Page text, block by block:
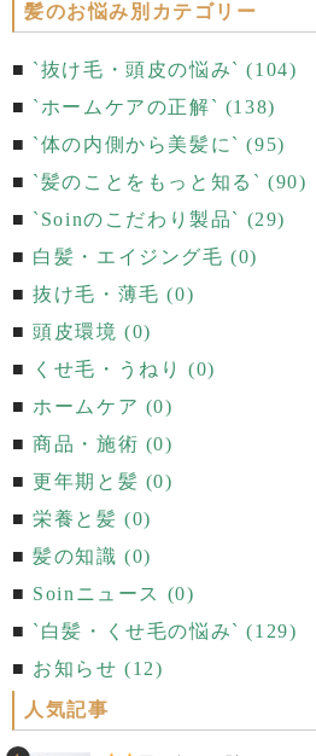
髪のお悩み別カテゴリー
`抜け毛・頭皮の悩み` (104)
`ホームケアの正解` (138)
`体の内側から美髪に` (95)
`髪のことをもっと知る` (90)
`Soinのこだわり製品` (29)
白髪・エイジング毛 (0)
抜け毛・薄毛 (0)
頭皮環境 (0)
くせ毛・うねり (0)
ホームケア (0)
商品・施術 (0)
更年期と髪 (0)
栄養と髪 (0)
髪の知識 (0)
Soinニュース (0)
`白髪・くせ毛の悩み` (129)
お知らせ (12)
人気記事